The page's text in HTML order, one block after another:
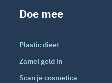
Doe mee
Plastic dieet
Zamel geld in
Scan je cosmetica